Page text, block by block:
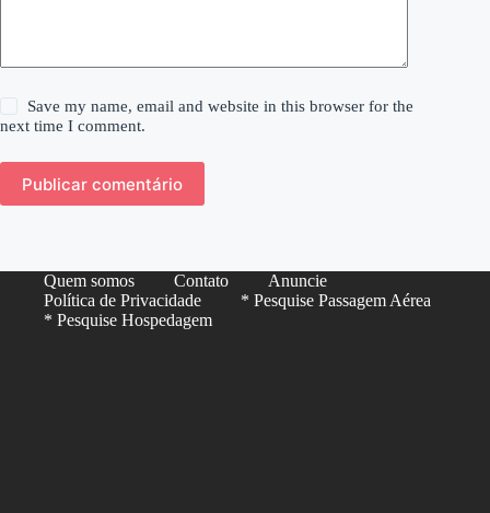
Save my name, email and website in this browser for the
next time I comment.
Publicar comentário
Quem somos Contato
Anuncie
Política de Privacidade
* Pesquise Passagem Aérea
* Pesquise Hospedagem